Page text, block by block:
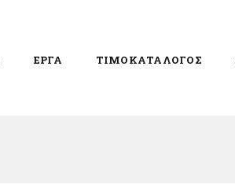
ΕΡΓΑ ΤΙΜΟΚΑΤΑΛΟΓΟΣ